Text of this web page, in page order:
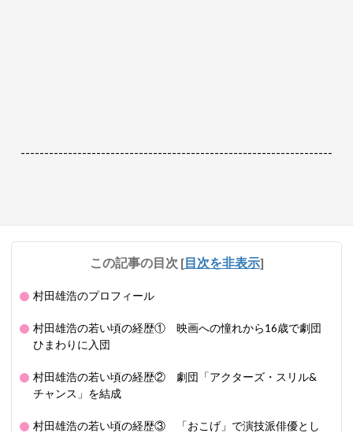
------------------------------------------------------------------
この記事の目次 [目次を非表示]
村田雄浩のプロフィール
村田雄浩の若い頃の経歴① 映画への憧れから16歳で劇団
ひまわりに入団
村田雄浩の若い頃の経歴② 劇団「アクターズ・スリル&
チャンス」を結成
村田雄浩の若い頃の経歴③ 「おこげ」で演技派俳優とし